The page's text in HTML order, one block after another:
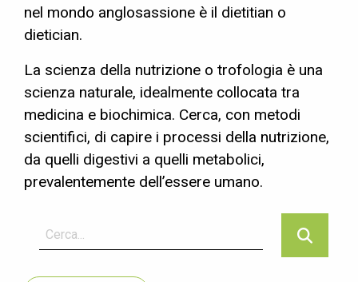
nel mondo anglosassione è il dietitian o
dietician.
La scienza della nutrizione o trofologia è una
scienza naturale, idealmente collocata tra
medicina e biochimica. Cerca, con metodi
scientifici, di capire i processi della nutrizione,
da quelli digestivi a quelli metabolici,
prevalentemente dell’essere umano.